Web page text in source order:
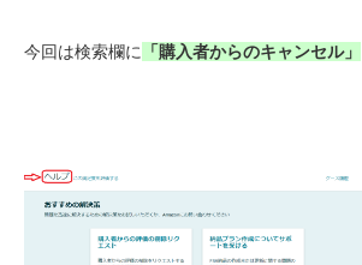
今回は検索欄に 「購入者からのキャンセル」